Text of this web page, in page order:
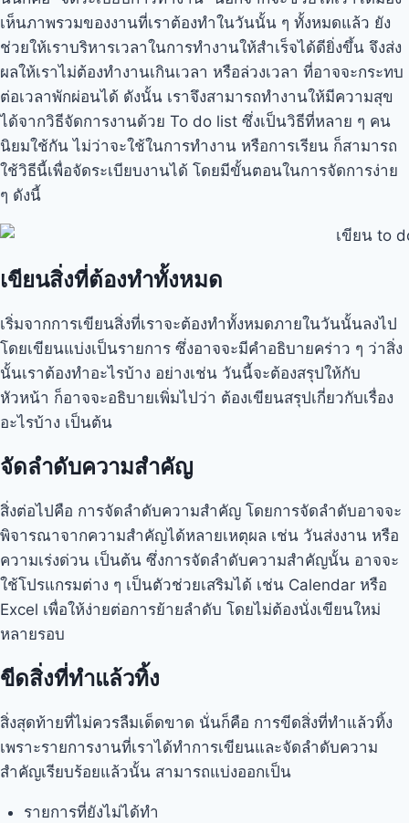
เห็นภาพรวมของงานที่เราต้องทำในวันนั้น ๆ ทั้งหมดแล้ว ยัง
ช่วยให้เราบริหารเวลาในการทำงานให้สำเร็จได้ดียิ่งขึ้น จึงส่ง
ผลให้เราไม่ต้องทำงานเกินเวลา หรือล่วงเวลา ที่อาจจะกระทบ
ต่อเวลาพักผ่อนได้ ดังนั้น เราจึงสามารถทำงานให้มีความสุข
ได้จากวิธีจัดการงานด้วย To do list ซึ่งเป็นวิธีที่หลาย ๆ คน
นิยมใช้กัน ไม่ว่าจะใช้ในการทำงาน หรือการเรียน ก็สามารถ
ใช้วิธีนี้เพื่อจัดระเบียบงานได้ โดยมีขั้นตอนในการจัดการง่าย
ๆ ดังนี้
เขียนสิ่งที่ต้องทำทั้งหมด
เริ่มจากการเขียนสิ่งที่เราจะต้องทำทั้งหมดภายในวันนั้นลงไป
โดยเขียนแบ่งเป็นรายการ ซึ่งอาจจะมีคำอธิบายคร่าว ๆ ว่าสิ่ง
นั้นเราต้องทำอะไรบ้าง อย่างเช่น วันนี้จะต้องสรุปให้กับ
หัวหน้า ก็อาจจะอธิบายเพิ่มไปว่า ต้องเขียนสรุปเกี่ยวกับเรื่อง
อะไรบ้าง เป็นต้น
จัดลำดับความสำคัญ
สิ่งต่อไปคือ การจัดลำดับความสำคัญ โดยการจัดลำดับอาจจะ
พิจารณาจากความสำคัญได้หลายเหตุผล เช่น วันส่งงาน หรือ
ความเร่งด่วน เป็นต้น ซึ่งการจัดลำดับความสำคัญนั้น อาจจะ
ใช้โปรแกรมต่าง ๆ เป็นตัวช่วยเสริมได้ เช่น Calendar หรือ
Excel เพื่อให้ง่ายต่อการย้ายลำดับ โดยไม่ต้องนั่งเขียนใหม่
หลายรอบ
ขีดสิ่งที่ทำแล้วทิ้ง
สิ่งสุดท้ายที่ไม่ควรลืมเด็ดขาด นั่นก็คือ การขีดสิ่งที่ทำแล้วทิ้ง
เพราะรายการงานที่เราได้ทำการเขียนและจัดลำดับความ
สำคัญเรียบร้อยแล้วนั้น สามารถแบ่งออกเป็น
รายการที่ยังไม่ได้ทำ